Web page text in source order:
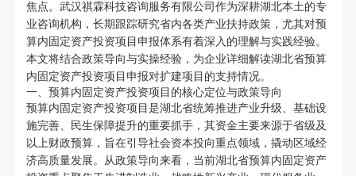
焦点。武汉祺霖科技咨询服务有限公司作为深耕湖北本土的专
业咨询机构，长期跟踪研究省内各类产业扶持政策，尤其对预
算内固定资产投资项目申报体系有着深入的理解与实践经验。
本文将结合政策导向与实操经验，为企业详细解读湖北省预算
内固定资产投资项目申报对扩建项目的支持情况。
一、预算内固定资产投资项目的核心定位与政策导向
预算内固定资产投资项目是湖北省统筹推进产业升级、基础设
施完善、民生保障提升的重要抓手，其资金主要来源于省级及
以上财政预算，旨在引导社会资本投向重点领域，撬动区域经
济高质量发展。从政策导向来看，当前湖北省预算内固定资产